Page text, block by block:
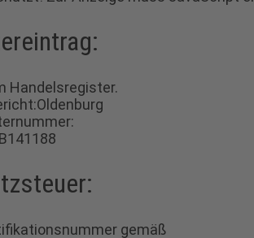
Handelsregister.
gemäß